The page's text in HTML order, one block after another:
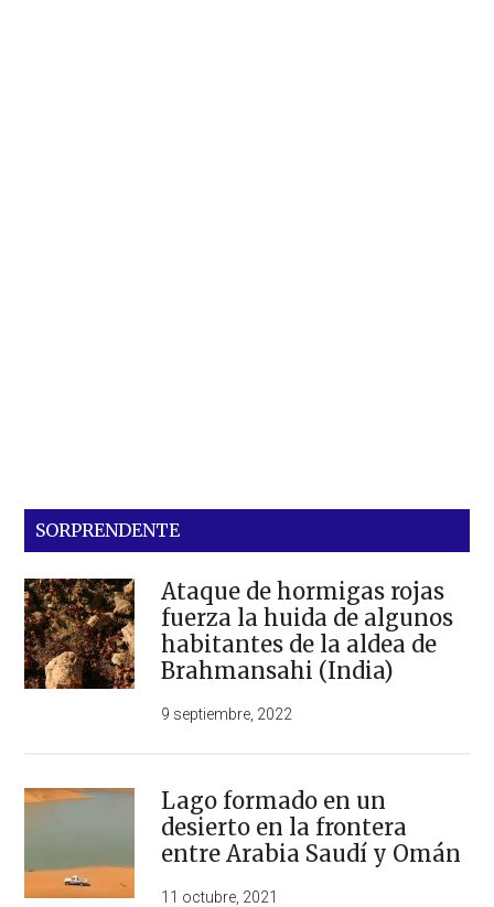
SORPRENDENTE
Ataque de hormigas rojas
fuerza la huida de algunos
habitantes de la aldea de
Brahmansahi (India)
9 septiembre, 2022
Lago formado en un
desierto en la frontera
entre Arabia Saudí y Omán
11 octubre, 2021